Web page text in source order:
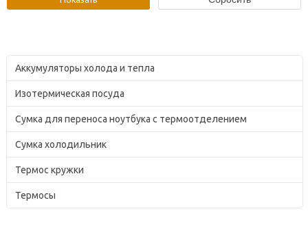
Аккумуляторы холода и тепла
Изотермическая посуда
Сумка для переноса ноутбука с термоотделением
Сумка холодильник
Термос кружки
Термосы